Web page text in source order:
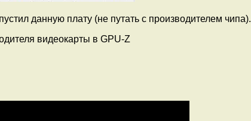
данную плату (не путать с производителем чипа).